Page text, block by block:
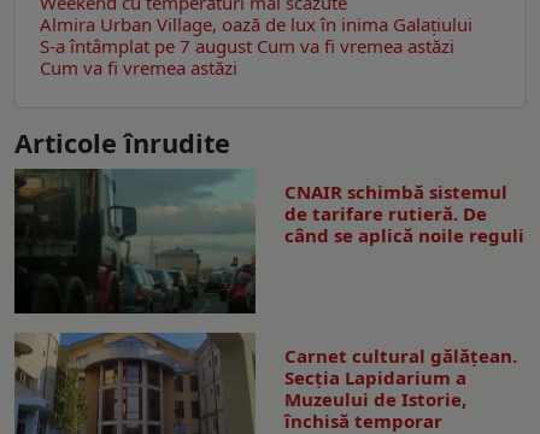
Almira Urban Village, oază de lux în inima Galațiului
S-a întâmplat pe 7 august Cum va fi vremea astăzi
Cum va fi vremea astăzi
Articole înrudite
CNAIR schimbă sistemul
de tarifare rutieră. De
când se aplică noile reguli
Carnet cultural gălăţean.
Secţia Lapidarium a
Muzeului de Istorie,
închisă temporar